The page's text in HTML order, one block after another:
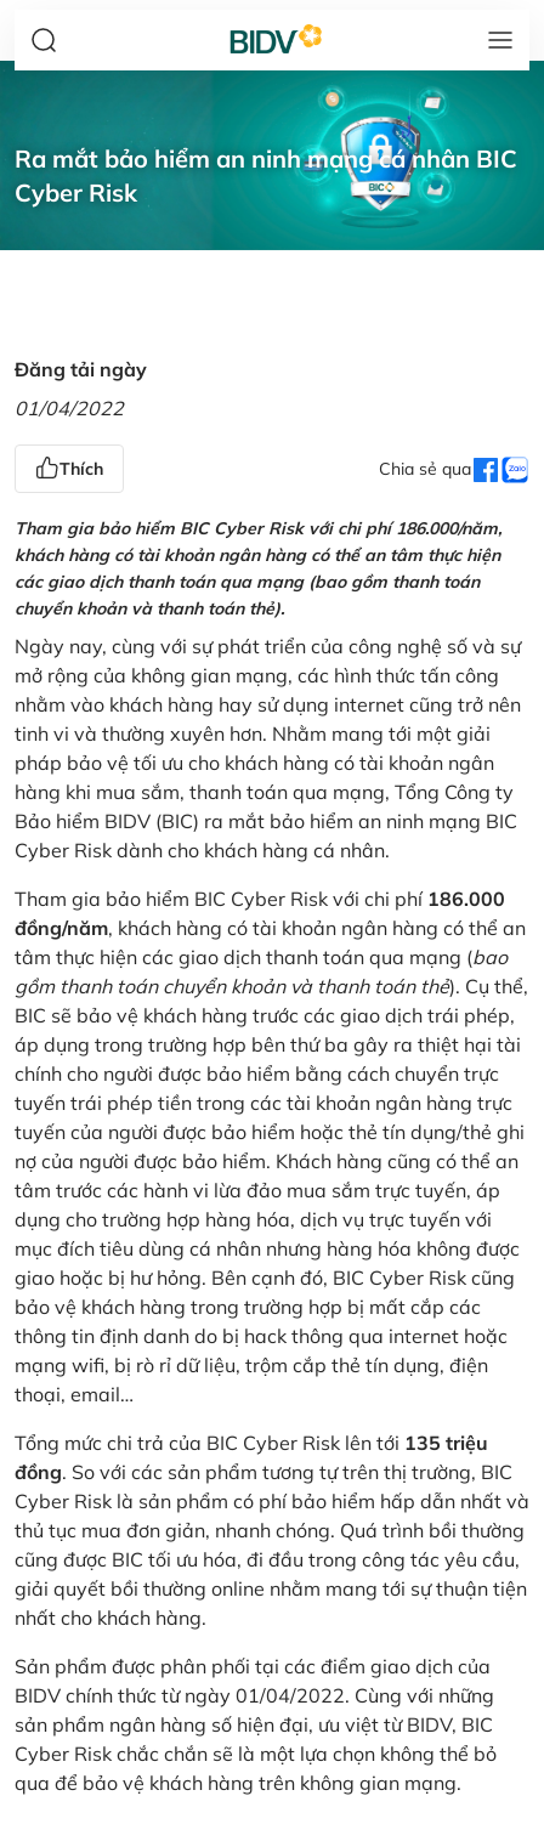
Ra mắt bảo hiểm an ninh mạng cá nhân BIC
Cyber Risk
Đăng tải ngày
01/04/2022
Thích Chia sẻ qua
Tham gia bảo hiểm BIC Cyber Risk với chi phí 186.000/năm,
khách hàng có tài khoản ngân hàng có thể an tâm thực hiện
các giao dịch thanh toán qua mạng (bao gồm thanh toán
chuyển khoản và thanh toán thẻ).
Ngày nay, cùng với sự phát triển của công nghệ số và sự
mở rộng của không gian mạng, các hình thức tấn công
nhằm vào khách hàng hay sử dụng internet cũng trở nên
tinh vi và thường xuyên hơn. Nhằm mang tới một giải
pháp bảo vệ tối ưu cho khách hàng có tài khoản ngân
hàng khi mua sắm, thanh toán qua mạng, Tổng Công ty
Bảo hiểm BIDV (BIC) ra mắt bảo hiểm an ninh mạng BIC
Cyber Risk dành cho khách hàng cá nhân.
Tham gia bảo hiểm BIC Cyber Risk với chi phí 186.000
đồng/năm, khách hàng có tài khoản ngân hàng có thể an
tâm thực hiện các giao dịch thanh toán qua mạng (bao
gồm thanh toán chuyển khoản và thanh toán thẻ). Cụ thể,
BIC sẽ bảo vệ khách hàng trước các giao dịch trái phép,
áp dụng trong trường hợp bên thứ ba gây ra thiệt hại tài
chính cho người được bảo hiểm bằng cách chuyển trực
tuyến trái phép tiền trong các tài khoản ngân hàng trực
tuyến của người được bảo hiểm hoặc thẻ tín dụng/thẻ ghi
nợ của người được bảo hiểm. Khách hàng cũng có thể an
tâm trước các hành vi lừa đảo mua sắm trực tuyến, áp
dụng cho trường hợp hàng hóa, dịch vụ trực tuyến với
mục đích tiêu dùng cá nhân nhưng hàng hóa không được
giao hoặc bị hư hỏng. Bên cạnh đó, BIC Cyber Risk cũng
bảo vệ khách hàng trong trường hợp bị mất cắp các
thông tin định danh do bị hack thông qua internet hoặc
mạng wifi, bị rò rỉ dữ liệu, trộm cắp thẻ tín dụng, điện
thoại, email…
Tổng mức chi trả của BIC Cyber Risk lên tới 135 triệu
đồng. So với các sản phẩm tương tự trên thị trường, BIC
Cyber Risk là sản phẩm có phí bảo hiểm hấp dẫn nhất và
thủ tục mua đơn giản, nhanh chóng. Quá trình bồi thường
cũng được BIC tối ưu hóa, đi đầu trong công tác yêu cầu,
giải quyết bồi thường online nhằm mang tới sự thuận tiện
nhất cho khách hàng.
Sản phẩm được phân phối tại các điểm giao dịch của
BIDV chính thức từ ngày 01/04/2022. Cùng với những
sản phẩm ngân hàng số hiện đại, ưu việt từ BIDV, BIC
Cyber Risk chắc chắn sẽ là một lựa chọn không thể bỏ
qua để bảo vệ khách hàng trên không gian mạng.